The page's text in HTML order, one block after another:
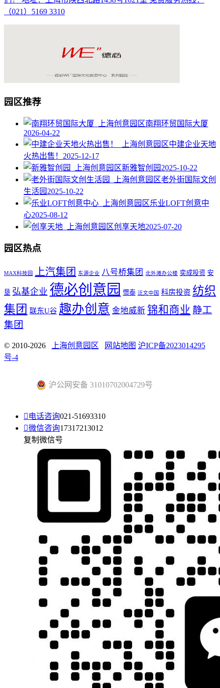
（021）5169 3310
园区推荐
南翔环贸国际大厦
2026-04-22
中建企业天地
火热出售！ 2025-12-17
新雅智创园 2025-10-22
老外街国际文创
生活园 2025-10-22
乐业LOFT创意中
心2025-08-12
创享天地2025-07-20
园区热点
MAX科技园 上汽集团 东源企业 八号桥集团 北外滩办公楼 奕成投资 安
垦 弘基企业 德必创意园 憬泰 泛文中国 科房投资 纺织
集团 联东U谷 趣办创意 金地威新 锦和商业 静工
集团
© 2010-2026 上海创意园区 网站地图 沪ICP备2023014295
号-4
沪公网安备 31010702004729号
 电话咨询021-51693310
微信咨询17317213012
复制微信号